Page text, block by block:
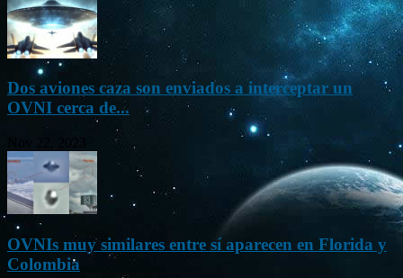
Dos aviones caza son enviados a interceptar un
OVNI cerca de...
Nov 22, 2023
OVNIs muy similares entre sí aparecen en Florida y
Colombia